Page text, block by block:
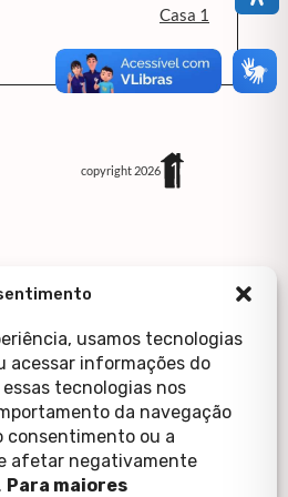
usamos tecnologias
acessar informações do
tecnologias nos
da navegação
consentimento ou a
afetar negativamente
Para maiores
Casa 1
copyright 2026